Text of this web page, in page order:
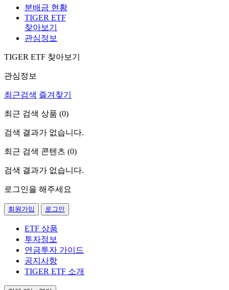
분배금 현황
TIGER ETF
찾아보기
관심정보
TIGER ETF 찾아보기
관심정보
최근검색 즐겨찾기
최근 검색 상품 (0)
검색 결과가 없습니다.
최근 검색 콘텐츠 (0)
검색 결과가 없습니다.
로그인을 해주세요
회원가입 로그인
ETF 상품
투자정보
연금투자 가이드
공지사항
TIGER ETF 소개